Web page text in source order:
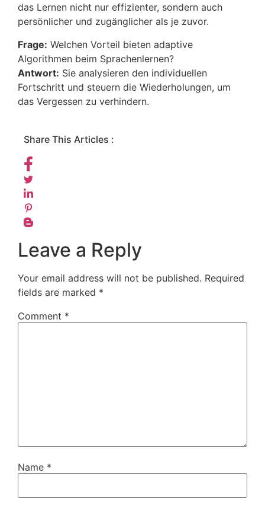
das Lernen nicht nur effizienter, sondern auch
persönlicher und zugänglicher als je zuvor.
Frage: Welchen Vorteil bieten adaptive
Algorithmen beim Sprachenlernen?
Antwort: Sie analysieren den individuellen
Fortschritt und steuern die Wiederholungen, um
das Vergessen zu verhindern.
Share This Articles :
Leave a Reply
Your email address will not be published. Required
fields are marked *
Comment *
Name *